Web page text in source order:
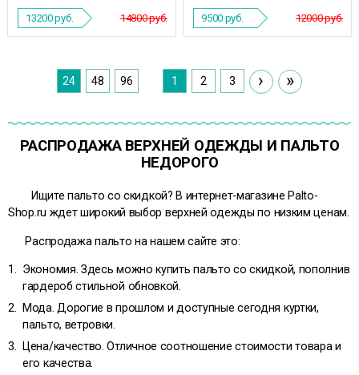
14800 руб.
13200руб. 12000 руб.
9500 руб.
24 48 96 1 2 3 › »
РАСПРОДАЖА ВЕРХНЕЙ ОДЕЖДЫ И ПАЛЬТО
НЕДОРОГО
Ищите пальто со скидкой? В интернет-магазине Palto-
Shop.ru ждет широкий выбор верхней одежды по низким ценам.
Распродажа пальто на нашем сайте это:
Экономия. Здесь можно купить пальто со скидкой, пополнив
гардероб стильной обновкой.
Мода. Дорогие в прошлом и доступные сегодня куртки,
пальто, ветровки.
Цена/качество. Отличное соотношение стоимости товара и
его качества.